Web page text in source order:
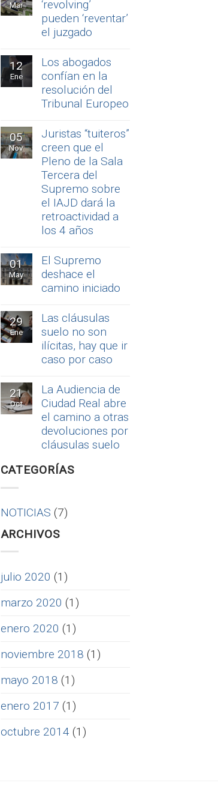
Mar
‘revolving’
pueden ‘reventar’
el juzgado
12
Ene
Los abogados
confían en la
resolución del
Tribunal Europeo
05
Nov
Juristas “tuiteros”
creen que el
Pleno de la Sala
Tercera del
Supremo sobre
el IAJD dará la
retroactividad a
los 4 años
01
May
El Supremo
deshace el
camino iniciado
29
Ene
Las cláusulas
suelo no son
ilícitas, hay que ir
caso por caso
21
Oct
La Audiencia de
Ciudad Real abre
el camino a otras
devoluciones por
cláusulas suelo
CATEGORÍAS
NOTICIAS (7)
ARCHIVOS
julio 2020 (1)
marzo 2020 (1)
enero 2020 (1)
noviembre 2018 (1)
mayo 2018 (1)
enero 2017 (1)
octubre 2014 (1)